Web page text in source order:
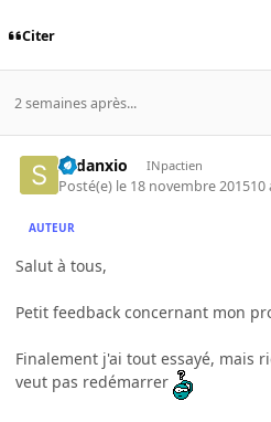
Citer
2 semaines après...
Sedanxio INpactien
Posté(e) le 18 novembre 201510
AUTEUR
Salut à tous,
Petit feedback concernant mon
Finalement j'ai tout essayé, mais
veut pas redémarrer